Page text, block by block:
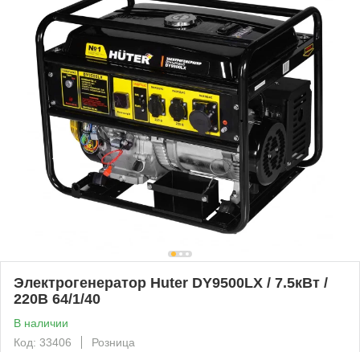
Электрогенератор Huter DY9500LХ / 7.5кВт /
220В 64/1/40
В наличии
Код: 33406
Розница